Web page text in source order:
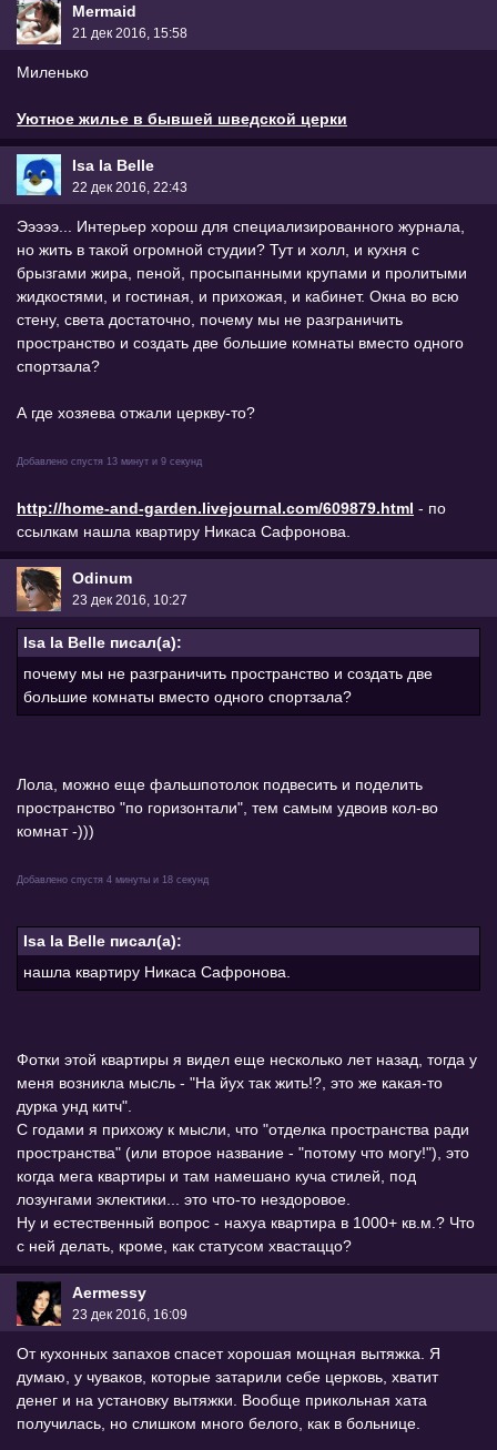
Mermaid
21 дек 2016, 15:58
Миленько
Уютное жилье в бывшей шведской церки
Isa la Belle
22 дек 2016, 22:43
Эээээ... Интерьер хорош для специализированного журнала,
но жить в такой огромной студии? Тут и холл, и кухня с
брызгами жира, пеной, просыпанными крупами и пролитыми
жидкостями, и гостиная, и прихожая, и кабинет. Окна во всю
стену, света достаточно, почему мы не разграничить
пространство и создать две большие комнаты вместо одного
спортзала?
А где хозяева отжали церкву-то?
Добавлено спустя 13 минут и 9 секунд
http://home-and-garden.livejournal.com/609879.html - по
ссылкам нашла квартиру Никаса Сафронова.
Odinum
23 дек 2016, 10:27
Isa la Belle писал(а):
почему мы не разграничить пространство и создать две
большие комнаты вместо одного спортзала?
Лола, можно еще фальшпотолок подвесить и поделить
пространство "по горизонтали", тем самым удвоив кол-во
комнат -)))
Добавлено спустя 4 минуты и 18 секунд
Isa la Belle писал(а):
нашла квартиру Никаса Сафронова.
Фотки этой квартиры я видел еще несколько лет назад, тогда у
меня возникла мысль - "На йух так жить!?, это же какая-то
дурка унд китч".
С годами я прихожу к мысли, что "отделка пространства ради
пространства" (или второе название - "потому что могу!"), это
когда мега квартиры и там намешано куча стилей, под
лозунгами эклектики... это что-то нездоровое.
Ну и естественный вопрос - нахуа квартира в 1000+ кв.м.? Что
с ней делать, кроме, как статусом хвастаццо?
Aermessy
23 дек 2016, 16:09
От кухонных запахов спасет хорошая мощная вытяжка. Я
думаю, у чуваков, которые затарили себе церковь, хватит
денег и на установку вытяжки. Вообще прикольная хата
получилась, но слишком много белого, как в больнице.